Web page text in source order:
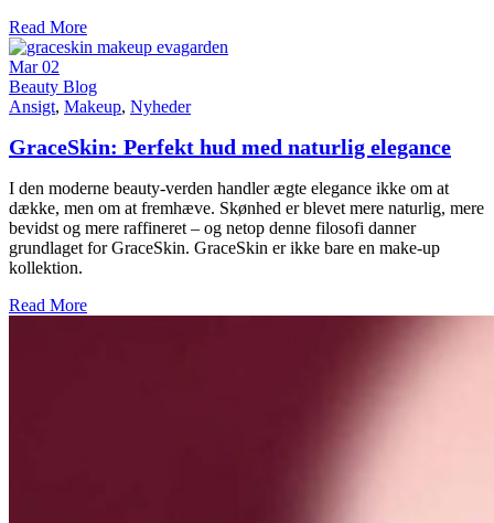
Read More
Mar 02
Beauty Blog
Ansigt, Makeup, Nyheder
GraceSkin: Perfekt hud med naturlig elegance
I den moderne beauty-verden handler ægte elegance ikke om at
dække, men om at fremhæve. Skønhed er blevet mere naturlig, mere
bevidst og mere raffineret – og netop denne filosofi danner
grundlaget for GraceSkin. GraceSkin er ikke bare en make-up
kollektion.
Read More